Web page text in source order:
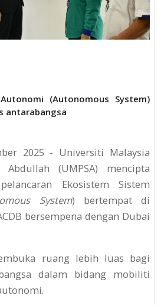
(Autonomous System)
antarabangsa
2025 - Universiti Malaysia
Abdullah (UMPSA) mencipta
Ekosistem Sistem
System) bertempat di
bersempena dengan Dubai
ruang lebih luas bagi
dalam bidang mobiliti